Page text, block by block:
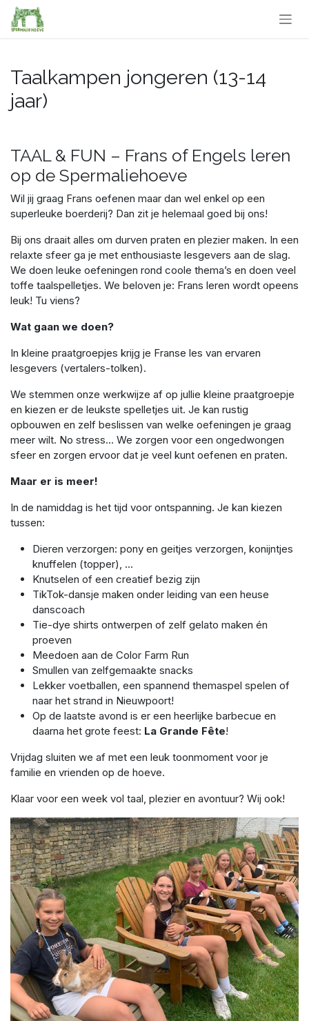
Overslaan naar inhoud
Taalkampen jongeren (13-14
jaar)
TAAL & FUN – Frans of Engels leren
op de Spermaliehoeve
Wil jij graag Frans oefenen maar dan wel enkel op een
superleuke boerderij? Dan zit je helemaal goed bij ons!
Bij ons draait alles om durven praten en plezier maken. In een
relaxte sfeer ga je met enthousiaste lesgevers aan de slag.
We doen leuke oefeningen rond coole thema’s en doen veel
toffe taalspelletjes. We beloven je: Frans leren wordt opeens
leuk! Tu viens?
Wat gaan we doen?
In kleine praatgroepjes krijg je Franse les van ervaren
lesgevers (vertalers-tolken).
We stemmen onze werkwijze af op jullie kleine praatgroepje
en kiezen er de leukste spelletjes uit. Je kan rustig
opbouwen en zelf beslissen van welke oefeningen je graag
meer wilt. No stress... We zorgen voor een ongedwongen
sfeer en zorgen ervoor dat je veel kunt oefenen en praten.
Maar er is meer!
In de namiddag is het tijd voor ontspanning. Je kan kiezen
tussen:
Dieren verzorgen: pony en geitjes verzorgen, konijntjes
knuffelen (topper), ...
Knutselen of een creatief bezig zijn
TikTok-dansje maken onder leiding van een heuse
danscoach
Tie-dye shirts ontwerpen of zelf gelato maken én
proeven
Meedoen aan de Color Farm Run
Smullen van zelfgemaakte snacks
Lekker voetballen, een spannend themaspel spelen of
naar het strand in Nieuwpoort!
Op de laatste avond is er een heerlijke barbecue en
daarna het grote feest: La Grande Fête!
Vrijdag sluiten we af met een leuk toonmoment voor je
familie en vrienden op de hoeve.
Klaar voor een week vol taal, plezier en avontuur? Wij ook!